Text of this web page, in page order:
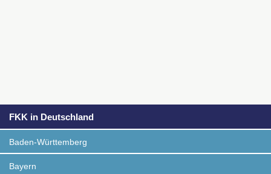
FKK in Deutschland
Baden-Württemberg
Bayern